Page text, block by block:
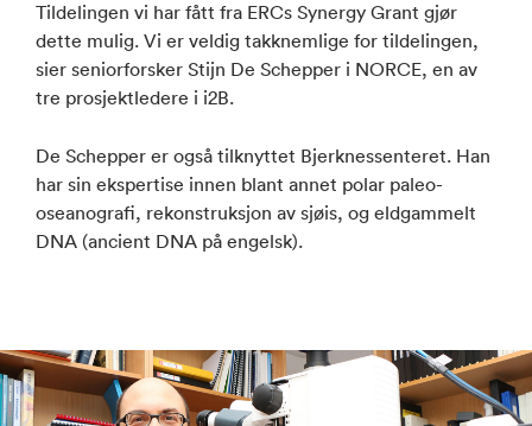
Tildelingen vi har fått fra ERCs Synergy Grant gjør
dette mulig. Vi er veldig takknemlige for tildelingen,
sier seniorforsker Stijn De Schepper i NORCE, en av
tre prosjektledere i i2B.
De Schepper er også tilknyttet Bjerknessenteret. Han
har sin ekspertise innen blant annet polar paleo-
oseanografi, rekonstruksjon av sjøis, og eldgammelt
DNA (ancient DNA på engelsk).